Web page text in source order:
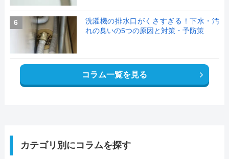
6
洗濯機の排水口がくさすぎる！下水・汚
れの臭いの5つの原因と対策・予防策
コラム一覧を見る
カテゴリ別にコラムを探す